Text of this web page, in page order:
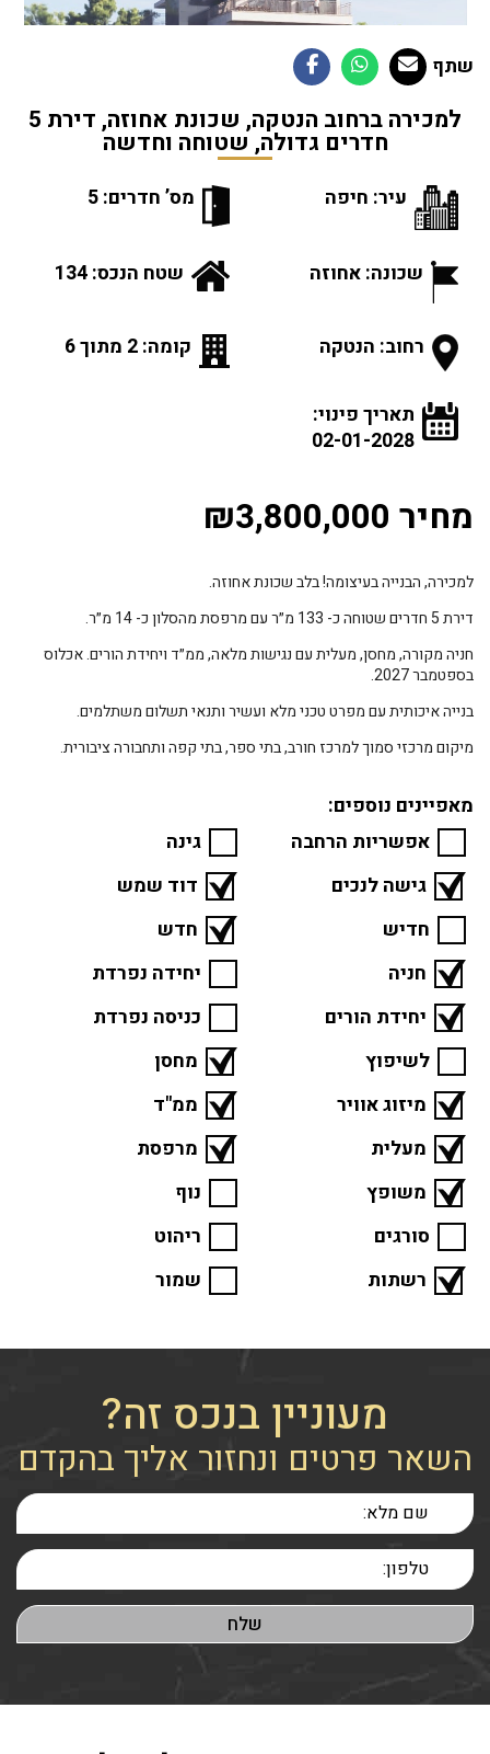
למכירה ברחוב הנטקה, שכונת אחוזה, דירת 5
חדרים גדולה, שטוחה וחדשה
עיר: חיפה מס’ חדרים: 5
שכונה: אחוזה שטח הנכס: 134
רחוב: הנטקה קומה: 2 מתוך 6
תאריך פינוי:
02-01-2028
מחיר ₪3,800,000
למכירה, הבנייה בעיצומה! בלב שכונת אחוזה.
דירת 5 חדרים שטוחה כ- 133 מ״ר עם מרפסת מהסלון כ- 14 מ״ר.
חניה מקורה, מחסן, מעלית עם נגישות מלאה, ממ״ד ויחידת הורים. אכלוס
בספטמבר 2027.
בנייה איכותית עם מפרט טכני מלא ועשיר ותנאי תשלום משתלמים.
מיקום מרכזי סמוך למרכז חורב, בתי ספר, בתי קפה ותחבורה ציבורית.
שתף
מאפיינים נוספים:
אפשריות הרחבה
גינה
גישה לנכים
דוד שמש
חדיש
חדש
חניה
יחידה נפרדת
יחידת הורים
כניסה נפרדת
לשיפוץ
מחסן
מיזוג אוויר
ממ"ד
מעלית
מרפסת
משופץ
נוף
סורגים
ריהוט
רשתות
שמור
מעוניין בנכס זה?
השאר פרטים ונחזור אליך בהקדם